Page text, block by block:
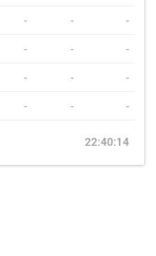
- - -
- - -
- - -
- - -
22:40:14